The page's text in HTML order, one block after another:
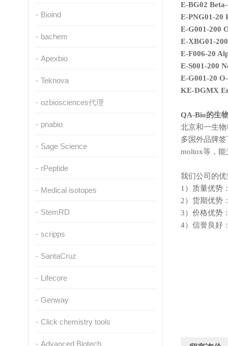
Bioind
bachem
Apexbio
Teknova
ozbiosciences代理
pnabio
Sage Science
rPeptide
Medical isotopes
StemRD
scripps
SantaCruz
Lifecore
Genway
Click chemistry tools
Advanced Biotech
E-BG02
E-PNG01-20
E-G001-200
E-XBG01-
E-F006-20
E-S001-200
E-G001-20
KE-DGMX
QA-Bio的生
北京和一生
多国外品牌
moltox等，能
我们公司的优
1）质量优势
2）货期优势
3）价格优势
4）信誉良好